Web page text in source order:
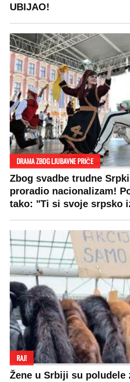
UBIJAO!
DRAMA ZBOG LJUBAVNE PRIČE
Zbog svadbe trudne
proradio nacionalizam!
tako: "Ti si svoje srpsko
RAJ!
Žene u Srbiji su poludele